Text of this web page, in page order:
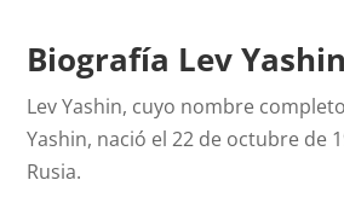
Biografía Lev Yashin
Lev Yashin, cuyo nombre
Yashin, nació el 22 de octubre de
Rusia.